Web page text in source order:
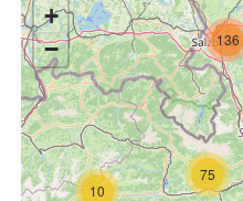
10
75
136
+
−